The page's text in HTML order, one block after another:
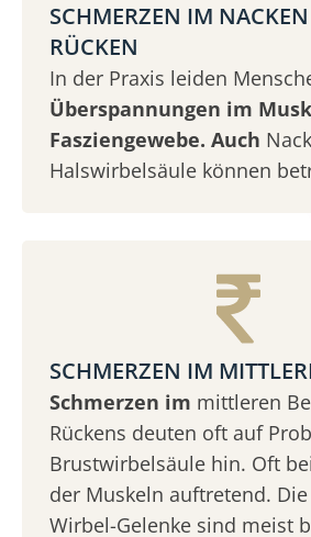
SCHMERZEN IM
RÜCKEN
In der Praxis leiden
Überspannungen im
Fasziengewebe. Auch
Halswirbelsäule können
SCHMERZEN IM
Schmerzen im mittleren
Rückens deuten oft auf
Brustwirbelsäule hin. Oft
der Muskeln auftretend.
Wirbel-Gelenke sind meist